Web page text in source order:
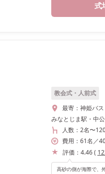
式
教会式・人前式
最寄： 神姫バ
みなとじま駅・中
人数： 2名〜
費用： 61名 ／
評価： 4.46(